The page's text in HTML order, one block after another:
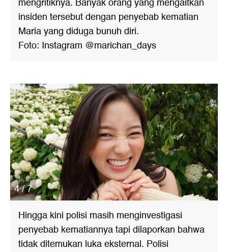
insiden tersebut dengan penyebab kematian
Maria yang diduga bunuh diri.
Foto: Instagram @marichan_days
4 / 7
Hingga kini polisi masih menginvestigasi
penyebab kematiannya tapi dilaporkan bahwa
tidak ditemukan luka eksternal. Polisi